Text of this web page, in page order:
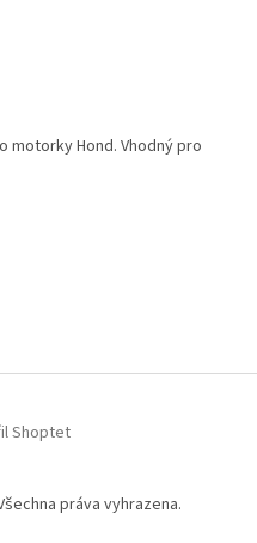
motorky Hond. Vhodný pro
Shoptet
práva vyhrazena.